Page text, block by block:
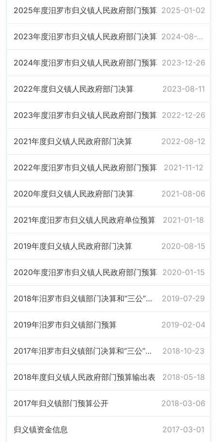
2025年度汨罗市归义镇人民政府部门预算 2025-01-02
2023年度汨罗市归义镇人民政府部门决算 2024-08-28
2024年度汨罗市归义镇人民政府部门预算 2023-12-26
2022年度归义镇人民政府部门决算 2023-08-11
2023年度汨罗市归义镇人民政府部门预算 2022-12-26
2021年度归义镇人民政府部门决算 2022-08-12
2022年度汨罗市归义镇人民政府部门预算 2021-11-12
2020年度归义镇人民政府部门决算 2021-08-06
2021年度汨罗市归义镇人民政府单位预算 2021-01-18
2019年度归义镇人民政府部门决算 2020-08-15
2020年度汨罗市归义镇人民政府部门预算 2020-01-15
2018年汨罗市归义镇部门决算和“三公”经费决算公开表 2019-07-29
2019年汨罗市归义镇部门预算 2019-02-04
2017年汨罗市归义镇部门决算和“三公”经费决算公开表 2018-10-23
2018年度归义镇人民政府部门预算输出表 2018-05-18
2017年归义镇部门预算公开 2018-03-06
归义镇资金信息 2017-03-01